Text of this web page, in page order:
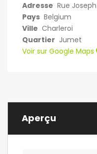
Adresse Rue
Pays Belgium
Ville Charleroi
Quartier Jumet
Voir sur Google Maps
Aperçu